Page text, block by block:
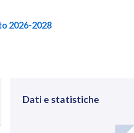
2026-2028
Dati e statistiche